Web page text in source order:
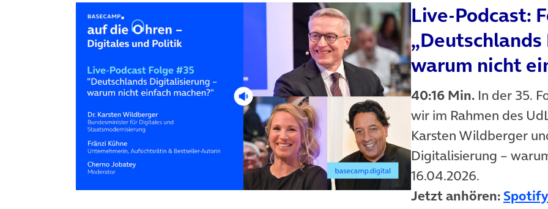
(öffnet in neuem Tab)
Live-Podcast:
warum nicht
40:16 Min. In der 35.
wir im Rahmen des
Karsten Wildberger
Digitalisierung –
16.04.2026.
Jetzt anhören: Spotify